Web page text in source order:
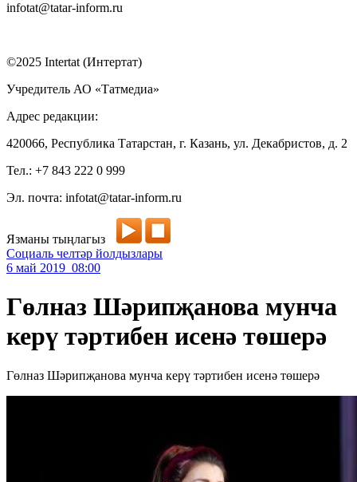
infotat@tatar-inform.ru
©2025 Intertat (Интертат)
Учредитель АО «Татмедиа»
Адрес редакции:
420066, Республика Татарстан, г. Казань, ул. Декабристов, д. 2
Тел.: +7 843 222 0 999
Эл. почта: infotat@tatar-inform.ru
Язманы тыңлагыз
Социаль челтәр йолдызлары
6 май 2019 08:00
Гөлназ Шәрипҗанова мунча
керү тәртибен исенә төшерә
Гөлназ Шәрипҗанова мунча керү тәртибен исенә төшерә